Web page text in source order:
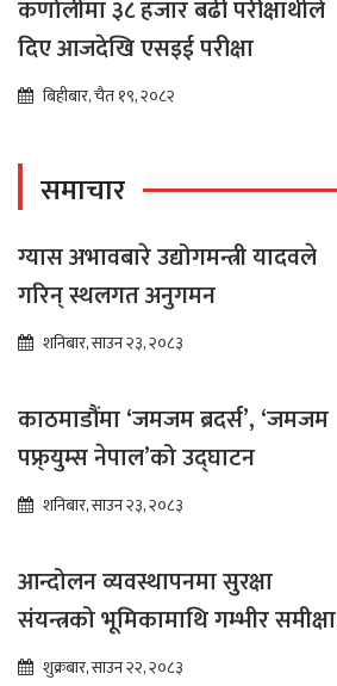
कर्णालीमा ३८ हजार बढी परीक्षार्थीले
दिए आजदेखि एसइई परीक्षा
बिहीबार, चैत १९, २०८२
समाचार
ग्यास अभावबारे उद्योगमन्त्री यादवले
गरिन् स्थलगत अनुगमन
शनिबार, साउन २३, २०८३
काठमाडौंमा ‘जमजम ब्रदर्स’, ‘जमजम
पफ्र्युम्स नेपाल’को उद्घाटन
शनिबार, साउन २३, २०८३
आन्दोलन व्यवस्थापनमा सुरक्षा
संयन्त्रको भूमिकामाथि गम्भीर समीक्षा
आवश्यक : गगन थापा
शुक्रबार, साउन २२, २०८३